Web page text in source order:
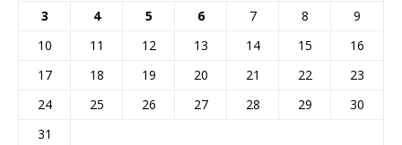
3
4 5 6 7 8
9
10
11 12 13 14 15
16
17
18 19 20 21 22
23
24
25 26 27 28 29
30
31